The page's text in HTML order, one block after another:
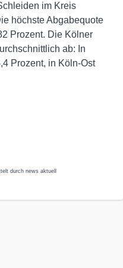
im Kreis
höchste Abgabequote
Prozent. Die Kölner
ab: In
Prozent, in Köln-Ost
durch news aktuell